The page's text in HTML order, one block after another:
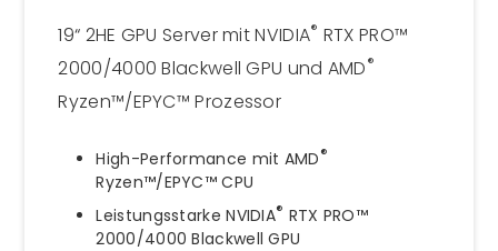
19“ 2HE GPU Server mit NVIDIA® RTX PRO™
2000/4000 Blackwell GPU und AMD®
Ryzen™/EPYC™ Prozessor
High-Performance mit AMD®
Ryzen™/EPYC™ CPU
Leistungsstarke NVIDIA® RTX PRO™
2000/4000 Blackwell GPU